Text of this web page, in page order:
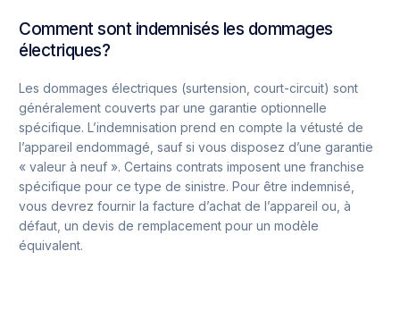
Comment sont indemnisés les dommages
électriques?
Les dommages électriques (surtension, court-circuit) sont
généralement couverts par une garantie optionnelle
spécifique. L’indemnisation prend en compte la vétusté de
l’appareil endommagé, sauf si vous disposez d’une garantie
« valeur à neuf ». Certains contrats imposent une franchise
spécifique pour ce type de sinistre. Pour être indemnisé,
vous devrez fournir la facture d’achat de l’appareil ou, à
défaut, un devis de remplacement pour un modèle
équivalent.